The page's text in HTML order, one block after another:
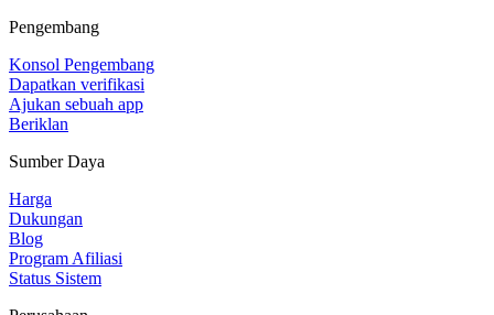
Pengembang
Konsol Pengembang
Dapatkan verifikasi
Ajukan sebuah app
Beriklan
Sumber Daya
Harga
Dukungan
Blog
Program Afiliasi
Status Sistem